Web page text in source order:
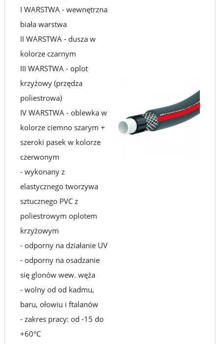
I WARSTWA - wewnętrzna
biała warstwa
II WARSTWA - dusza w
kolorze czarnym
III WARSTWA - oplot
krzyżowy (przędza
poliestrowa)
IV WARSTWA - oblewka w
kolorze ciemno szarym +
szeroki pasek w kolorze
czerwonym
- wykonany z
elastycznego tworzywa
sztucznego PVC z
poliestrowym oplotem
krzyżowym
- odporny na działanie UV
- odporny na osadzanie
się glonów wew. węża
- wolny od od kadmu,
baru, ołowiu i ftalanów
- zakres pracy: od -15 do
+60°C